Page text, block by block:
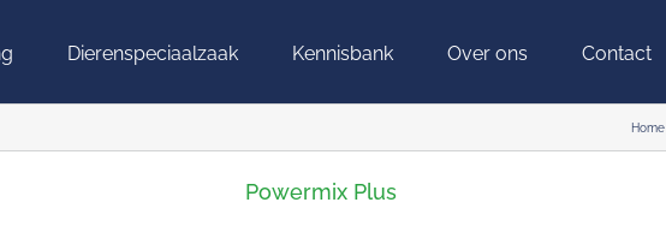
Dierenspeciaalzaak Kennisbank Over ons Contact
Home
Powermix Plus